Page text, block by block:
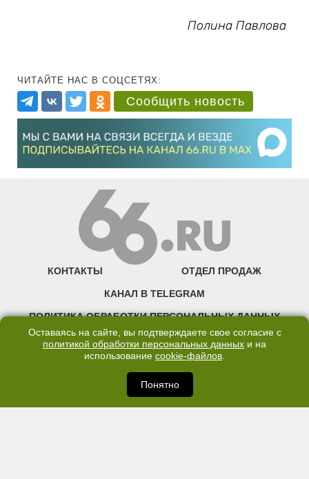
Полина Павлова
ЧИТАЙТЕ НАС В СОЦСЕТЯХ:
Сообщить новость
КОНТАКТЫ ОТДЕЛ ПРОДАЖ
КАНАЛ В TELEGRAM
ПОЛИТИКА ОБРАБОТКИ ПЕРСОНАЛЬНЫХ ДАННЫХ
COOKIE
©2007—2025 66.RU. Воспроизведение, сообщение, доведение до всеобщего
сведения размещенных на сайте 66.RU материалов и их элементов без согласия
Оставаясь на сайте, вы подтверждаете свое согласие с
политикой обработки персональных данных и на
использование cookie-файлов.
Понятно